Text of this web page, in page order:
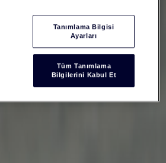
Tanımlama Bilgisi
Ayarları
Tüm Tanımlama
Bilgilerini Kabul Et